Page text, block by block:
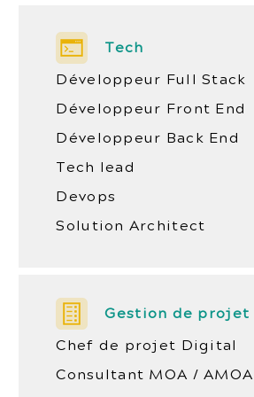
Tech
Développeur Full Stack
Développeur Front End
Développeur Back End
Tech lead
Devops
Solution Architect
Gestion de projet
Chef de projet Digital
Consultant MOA / AMOA